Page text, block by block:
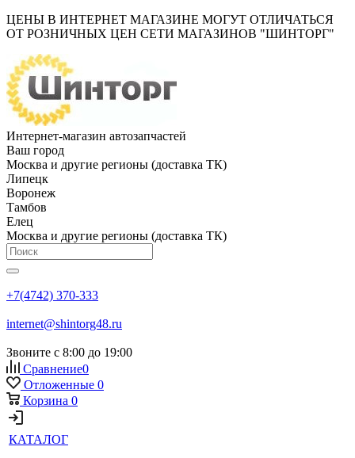
ЦЕНЫ В ИНТЕРНЕТ МАГАЗИНЕ МОГУТ ОТЛИЧАТЬСЯ
ОТ РОЗНИЧНЫХ ЦЕН СЕТИ МАГАЗИНОВ "ШИНТОРГ"
Интернет-магазин автозапчастей
Ваш город
Москва и другие регионы (доставка ТК)
Липецк
Воронеж
Тамбов
Елец
Москва и другие регионы (доставка ТК)
+7(4742) 370-333
internet@shintorg48.ru
Звоните с 8:00 до 19:00
Сравнение0
Отложенные 0
Корзина 0
КАТАЛОГ